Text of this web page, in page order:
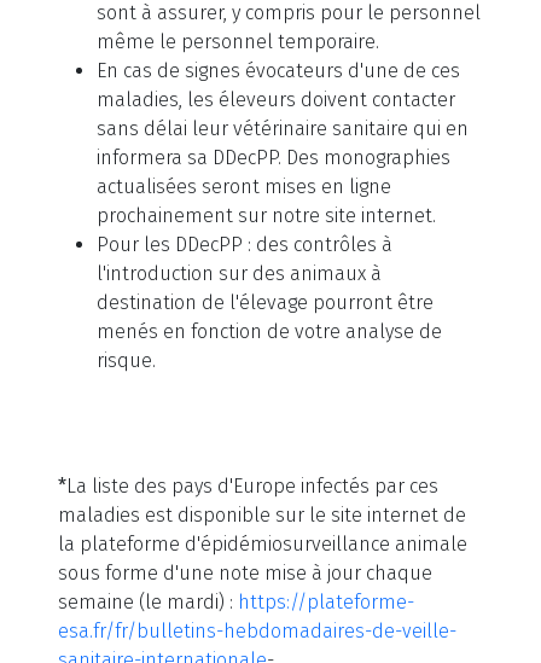
sont à assurer, y compris pour le personnel
même le personnel temporaire.
En cas de signes évocateurs d'une de ces
maladies, les éleveurs doivent contacter
sans délai leur vétérinaire sanitaire qui en
informera sa DDecPP. Des monographies
actualisées seront mises en ligne
prochainement sur notre site internet.
Pour les DDecPP : des contrôles à
l'introduction sur des animaux à
destination de l'élevage pourront être
menés en fonction de votre analyse de
risque.
*La liste des pays d'Europe infectés par ces
maladies est disponible sur le site internet de
la plateforme d'épidémiosurveillance animale
sous forme d'une note mise à jour chaque
semaine (le mardi) : https://plateforme-
esa.fr/fr/bulletins-hebdomadaires-de-veille-